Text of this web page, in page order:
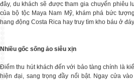
đây, du khách sẽ được tham gia chuyến phiêu
của bộ tộc Maya Nam Mỹ, khám phá bức
hang động Costa Rica hay truy tìm kho báu ở
Nhiều gốc sống ảo siêu xịn
Điểm thu hút khách đến với bảo tàng chính là
hiện đại, sang trọng đầy nổi bật. Ngay cửa